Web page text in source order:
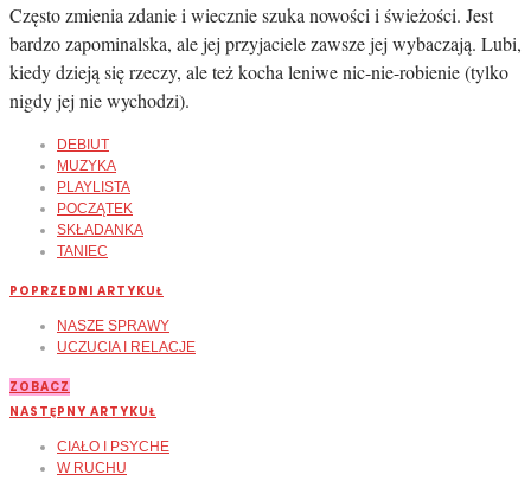
Często zmienia zdanie i wiecznie szuka nowości i świeżości. Jest
bardzo zapominalska, ale jej przyjaciele zawsze jej wybaczają. Lubi,
kiedy dzieją się rzeczy, ale też kocha leniwe nic-nie-robienie (tylko
nigdy jej nie wychodzi).
DEBIUT
MUZYKA
PLAYLISTA
POCZĄTEK
SKŁADANKA
TANIEC
POPRZEDNI ARTYKUŁ
NASZE SPRAWY
UCZUCIA I RELACJE
ZOBACZ
NASTĘPNY ARTYKUŁ
CIAŁO I PSYCHE
W RUCHU